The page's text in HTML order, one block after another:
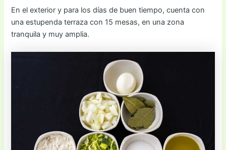
En el exterior y para los días de buen tiempo, cuenta con
una estupenda terraza con 15 mesas, en una zona
tranquila y muy amplia.